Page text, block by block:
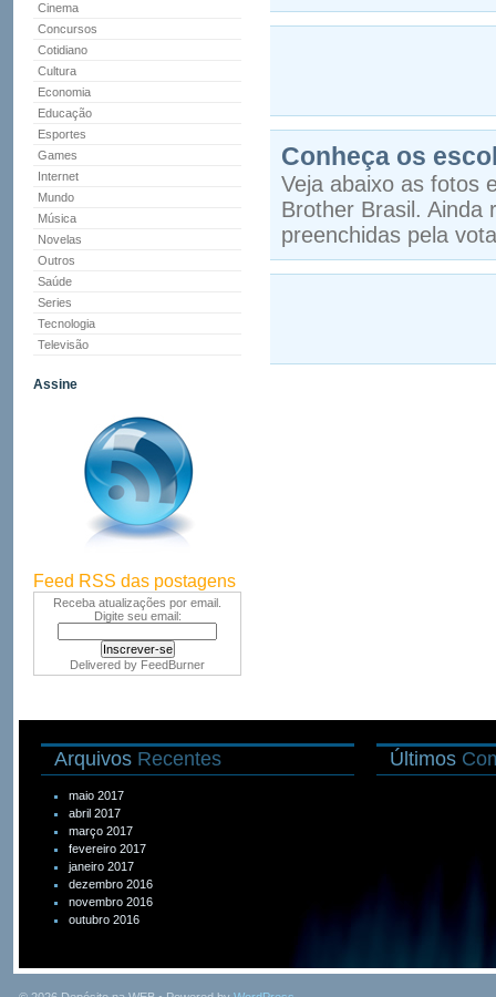
Cinema
Concursos
Cotidiano
Cultura
Economia
Educação
Esportes
Games
Internet
Mundo
Música
Novelas
Outros
Saúde
Series
Tecnologia
Televisão
Assine
Feed RSS das postagens
Receba atualizações por email.
Digite seu email:
Delivered by FeedBurner
Conheça os
Veja abaixo as fotos
Brother Brasil. Ainda
preenchidas pela
Arquivos Recentes
maio 2017
abril 2017
março 2017
fevereiro 2017
janeiro 2017
dezembro 2016
novembro 2016
outubro 2016
Últimos